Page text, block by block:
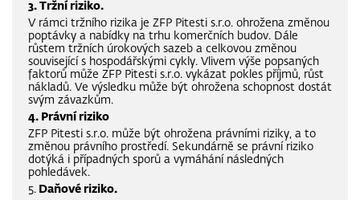
3. Tržní riziko.
V rámci tržního rizika je ZFP Pitesti s.r.o. ohrožena změnou
poptávky a nabídky na trhu komerčních budov. Dále
růstem tržních úrokových sazeb a celkovou změnou
související s hospodářskými cykly. Vlivem výše popsaných
faktorů může ZFP Pitesti s.r.o. vykázat pokles příjmů, růst
nákladů. Ve výsledku může být ohrožena schopnost dostát
svým závazkům.
4. Právní riziko
ZFP Pitesti s.r.o. může být ohrožena právními riziky, a to
změnou právního prostředí. Sekundárně se právní riziko
dotýká i případných sporů a vymáhání následných
pohledávek.
5. Daňové riziko.